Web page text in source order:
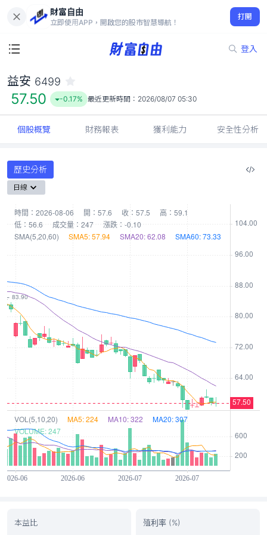
財富自由
立即使用APP，開啟您的股市智慧導航！
打開
登入
57.50
-0.17%
益安 6499
57.50 -0.17% 最近更新時間： 2026/08/07 05:30
個股概覽 財務報表 獲利能力 安全性分析
歷史分析
日線
本益比 殖利率 (%)